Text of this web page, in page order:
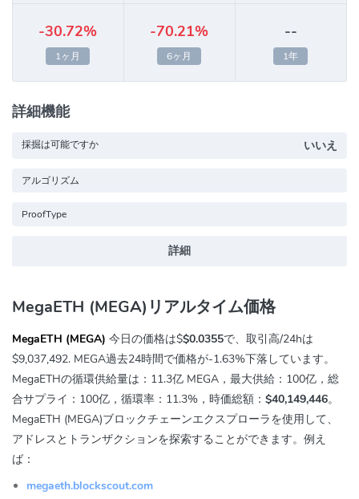
-30.72%
1ヶ月
-70.21%
6ヶ月
--
1年
詳細機能
採掘は可能ですか いいえ
アルゴリズム
ProofType
詳細
MegaETH (MEGA)リアルタイム価格
MegaETH (MEGA) 今日の価格は$$0.0355で、取引高/24hは
$9,037,492. MEGA過去24時間で価格が-1.63%下落しています。
MegaETHの循環供給量は：11.3亿 MEGA，最大供給：100亿，総
合サプライ：100亿，循環率：11.3%，時価総額： $40,149,446。
MegaETH (MEGA)ブロックチェーンエクスプローラを使用して、
アドレスとトランザクションを探索することができます。例え
ば：
megaeth.blockscout.com